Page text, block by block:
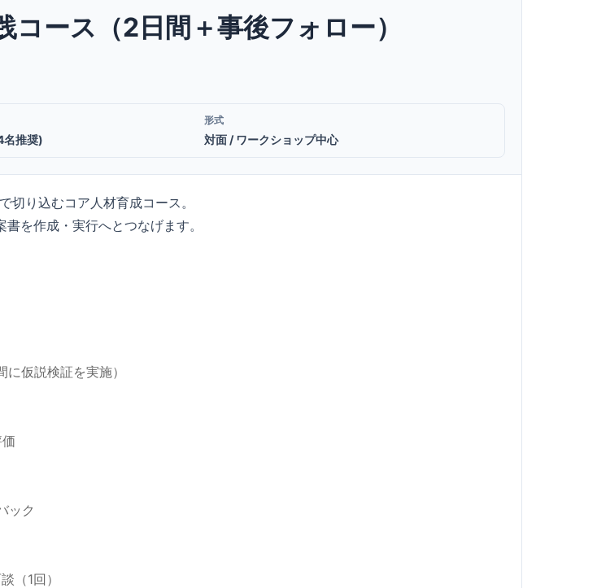
コース（2日間＋事後フォロー）
名推奨)
形式
対面 / ワークショップ中心
り込むコア人材育成コース。
を作成・実行へとつなげます。
仮説検証を実施）
ック
（1回）